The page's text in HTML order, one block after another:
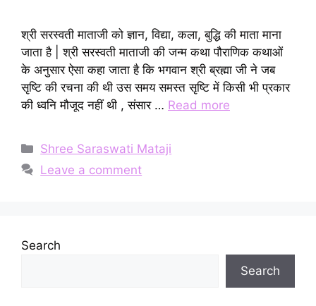
श्री सरस्वती माताजी को ज्ञान, विद्या, कला, बुद्धि की माता माना
जाता है | श्री सरस्वती माताजी की जन्म कथा पौराणिक कथाओं
के अनुसार ऐसा कहा जाता है कि भगवान श्री ब्रह्मा जी ने जब
सृष्टि की रचना की थी उस समय समस्त सृष्टि में किसी भी प्रकार
की ध्वनि मौजूद नहीं थी , संसार … Read more
Categories
Shree Saraswati Mataji
Leave a comment
Search
Search